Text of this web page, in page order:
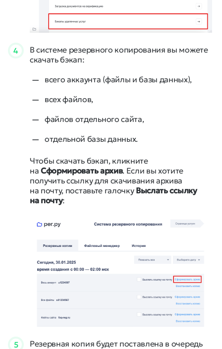
4
В системе резервного копирования вы можете
скачать бэкап:
всего аккаунта (файлы и базы данных),
всех файлов,
файлов отдельного сайта,
отдельной базы данных.
Чтобы скачать бэкап, кликните
наСформировать архив. Если вы хотите
получить ссылку для скачивания архива
на почту, поставьте галочку Выслать ссылку
на почту:
5
Резервная копия будет поставлена в очередь